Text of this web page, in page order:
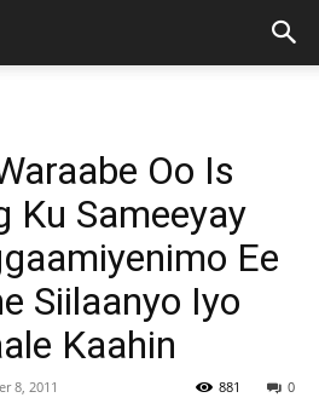
Oo Is
Ku Sameeyay
Ee
Siilaanyo Iyo
Kaahin
8, 2011 0
881